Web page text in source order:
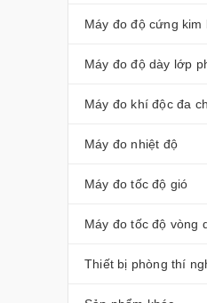
Máy đo độ cứng kim
Máy đo độ dày lớp
Máy đo khí độc đa
Máy đo nhiệt độ
Máy đo tốc độ gió
Máy đo tốc độ vòng
Thiết bị phòng thí